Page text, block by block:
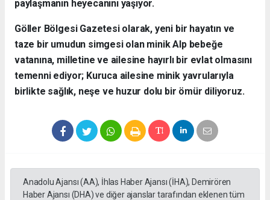
paylaşmanın heyecanını yaşıyor.
​Göller Bölgesi Gazetesi olarak, yeni bir hayatın ve
taze bir umudun simgesi olan minik Alp bebeğe
vatanına, milletine ve ailesine hayırlı bir evlat olmasını
temenni ediyor; Kuruca ailesine minik yavrularıyla
birlikte sağlık, neşe ve huzur dolu bir ömür diliyoruz.
Anadolu Ajansı (AA), İhlas Haber Ajansı (İHA), Demirören
Haber Ajansı (DHA) ve diğer ajanslar tarafından eklenen tüm